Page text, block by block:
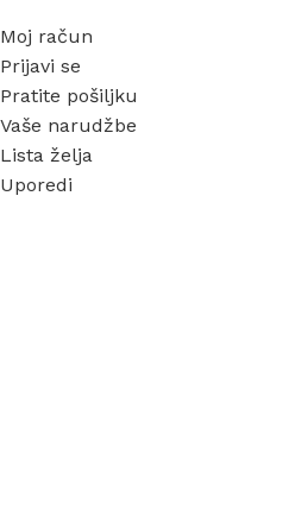
Moj račun
Prijavi se
Pratite pošiljku
Vaše narudžbe
Lista želja
Uporedi